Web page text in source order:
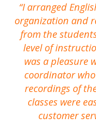
I arranged
organization and
from the
level of
was a pleasure
coordinator
recordings of
classes were
customer